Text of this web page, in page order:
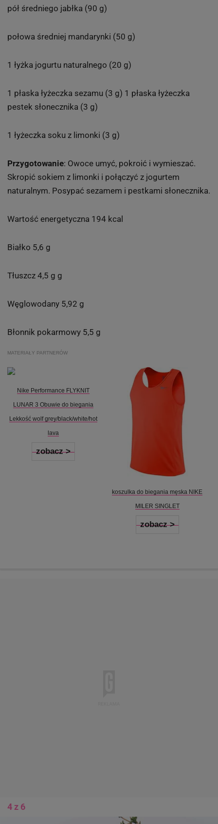
pół średniego jabłka (90 g)
połowa średniej mandarynki (50 g)
1 łyżka jogurtu naturalnego (20 g)
1 płaska łyżeczka sezamu (3 g) 1 płaska łyżeczka
pestek słonecznika (3 g)
1 łyżeczka soku z limonki (3 g)
Przygotowanie: Owoce umyć, pokroić i wymieszać.
Skropić sokiem z limonki i połączyć z jogurtem
naturalnym. Posypać sezamem i pestkami słonecznika.
Wartość energetyczna 194 kcal
Białko 5,6 g
Tłuszcz 4,5 g g
Węglowodany 5,92 g
Błonnik pokarmowy 5,5 g
MATERIAŁY PARTNERÓW
Nike Performance FLYKNIT
LUNAR 3 Obuwie do biegania
Lekkość wolf grey/black/white/hot
lava
zobacz >
koszulka do biegania męska NIKE
MILER SINGLET
zobacz >
4 z 6